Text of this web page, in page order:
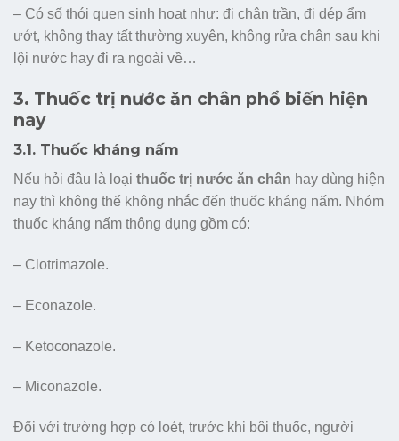
– Có số thói quen sinh hoạt như: đi chân trần, đi dép ẩm
ướt, không thay tất thường xuyên, không rửa chân sau khi
lội nước hay đi ra ngoài về…
3. Thuốc trị nước ăn chân phổ biến hiện
nay
3.1. Thuốc kháng nấm
Nếu hỏi đâu là loại thuốc trị nước ăn chân hay dùng hiện
nay thì không thể không nhắc đến thuốc kháng nấm. Nhóm
thuốc kháng nấm thông dụng gồm có:
– Clotrimazole.
– Econazole.
– Ketoconazole.
– Miconazole.
Đối với trường hợp có loét, trước khi bôi thuốc, người